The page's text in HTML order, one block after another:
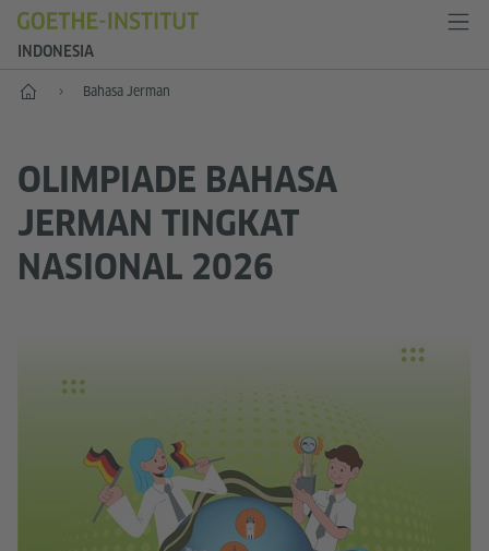
INDONESIA
Depan Bahasa Jerman
OLIMPIADE BAHASA
JERMAN TINGKAT
NASIONAL 2026